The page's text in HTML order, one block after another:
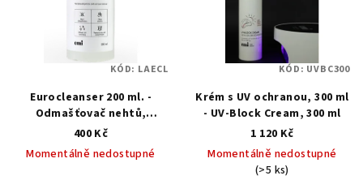
Eurocleanser 200 ml. -
Odmašťovač nehtů,
odstraňovač výpotku
400 Kč
Momentálně nedostupné
KÓD: LAECL
Krém s UV ochranou, 300 ml
- UV-Block Cream, 300 ml
1 120 Kč
Momentálně nedostupné
(>5 ks)
KÓD: UVBC300